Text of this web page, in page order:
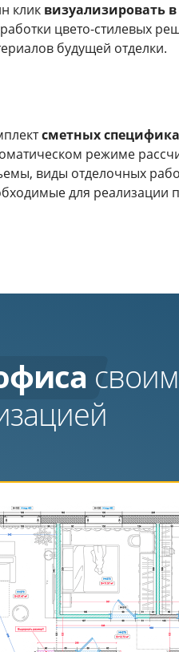
клик визуализировать
цвето-стилевых
будущей отделки.
сметных
режиме
виды отделочных
для реализации